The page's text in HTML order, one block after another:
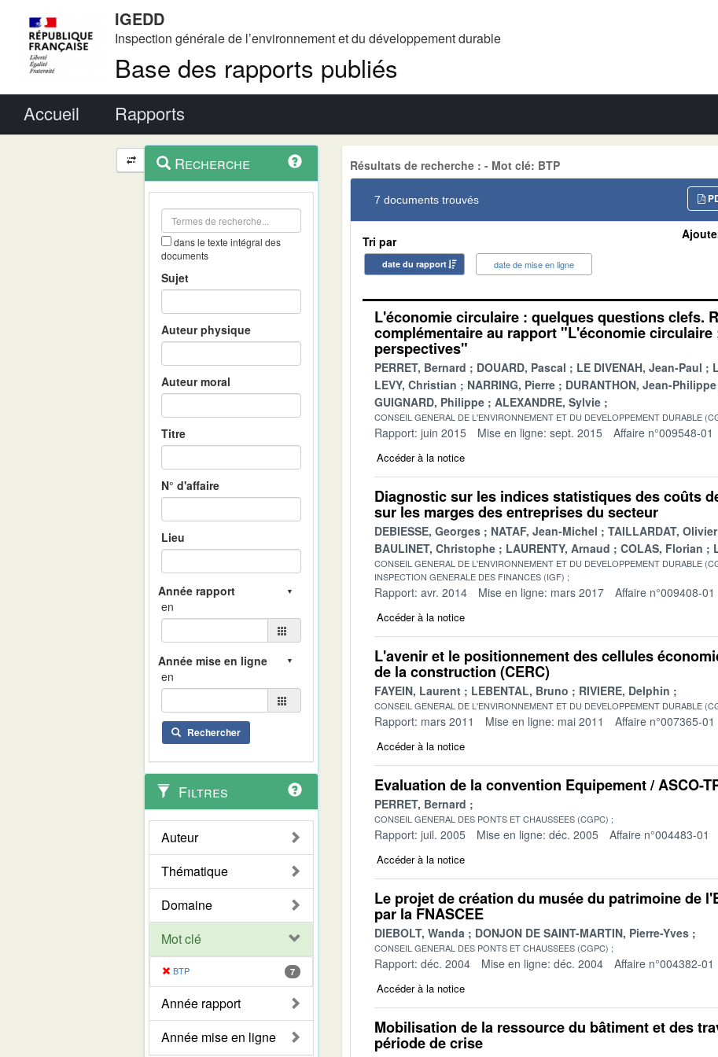
IGEDD
Inspection générale de l’environnement et du développement durable
Base des rapports publiés
Accueil Rapports
Navigation
et
outils
contextuel
Recherche
dans le texte intégral des
documents
Sujet
Auteur physique
Auteur moral
Titre
N° d'affaire
Lieu
en
en
Rechercher
Filtres
Auteur
Thématique
Domaine
Mot clé
BTP 7
Année rapport
Année mise en ligne
Résultats de recherche : - Mot clé: BTP
7 documents trouvés
Tri par
date du rapport date de mise en ligne
L'économie circulaire : quelques questions clefs.
complémentaire au rapport "L'économie circulaire
perspectives"
PERRET, Bernard DOUARD, Pascal LE DIVENAH, Jean-Paul
LEVY, Christian
NARRING, Pierre
DURANTHON, Jean-Philippe
GUIGNARD, Philippe
ALEXANDRE, Sylvie
CONSEIL GENERAL DE L'ENVIRONNEMENT ET DU DEVELOPPEMENT DURABLE
Rapport: juin 2015 Mise en ligne: sept. 2015 Affaire n°009548-01
Accéder à la notice
Diagnostic sur les indices statistiques des coûts
sur les marges des entreprises du secteur
DEBIESSE, Georges NATAF, Jean-Michel
TAILLARDAT, Olivier
BAULINET, Christophe
LAURENTY, Arnaud COLAS, Florian
CONSEIL GENERAL DE L'ENVIRONNEMENT ET DU DEVELOPPEMENT DURABLE
INSPECTION GENERALE DES FINANCES (IGF)
Rapport: avr. 2014 Mise en ligne: mars 2017 Affaire n°009408-01
Accéder à la notice
L'avenir et le positionnement des cellules
de la construction (CERC)
FAYEIN, Laurent LEBENTAL, Bruno RIVIERE, Delphin
CONSEIL GENERAL DE L'ENVIRONNEMENT ET DU DEVELOPPEMENT DURABLE
Rapport: mars 2011 Mise en ligne: mai 2011 Affaire n°007365-01
Accéder à la notice
Evaluation de la convention Equipement / ASCO-
PERRET, Bernard
CONSEIL GENERAL DES PONTS ET CHAUSSEES (CGPC)
Rapport: juil. 2005 Mise en ligne: déc. 2005 Affaire n°004483-01
Accéder à la notice
Le projet de création du musée du patrimoine de
par la FNASCEE
DIEBOLT, Wanda DONJON DE SAINT-MARTIN, Pierre-Yves
CONSEIL GENERAL DES PONTS ET CHAUSSEES (CGPC)
Rapport: déc. 2004 Mise en ligne: déc. 2004 Affaire n°004382-01
Accéder à la notice
Mobilisation de la ressource du bâtiment et des
période de crise